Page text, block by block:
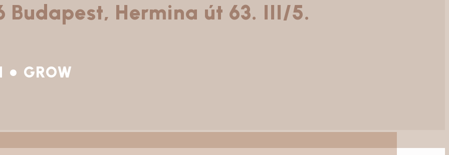
Budapest, Hermina út 63. III/5.
GROW